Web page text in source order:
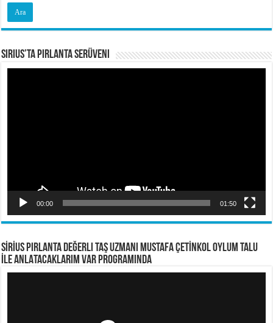
Sirius’ta Pırlanta Serüveni
00:00 01:50
SİRİUS PIRLANTA Değerli Taş Uzmanı Mustafa ÇETİNKOL OYLUM TALU
İLE ANLATACAKLARIM VAR PROGRAMINDA